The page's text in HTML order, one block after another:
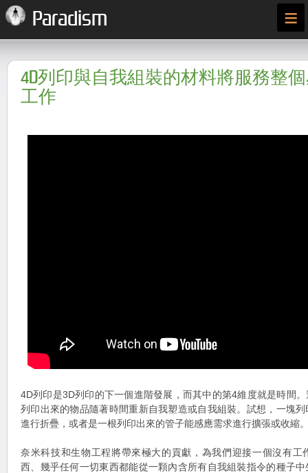
Paradism ≡
4D列印與自我組裝的材料將服務整
工作
4D列印是3D列印的下一個進階發展，而其中的第4維度就是時間
列印出來的物品隨著時間重新自我塑造或自我組裝。試想，一塊
進行折疊，或者是一根列印出來的管子能感應需求進行擴張或收縮
奈米科技和生物工程將帶來極大的貢獻，為我們迎接一個沒有工
西、幾乎任何一切東西都能從一顆內含所有自我組裝指令的種子